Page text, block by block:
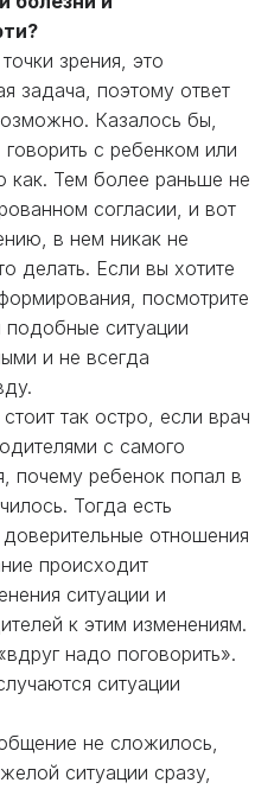
зрения, это
задача, поэтому ответ
Казалось бы,
с ребенком или
как. Тем более раньше не
согласии, и вот
в нем никак не
делать. Если вы хотите
посмотрите
ситуации
и не всегда
так остро, если врач
с самого
почему ребенок попал в
Тогда есть
отношения
происходит
ситуации и
к этим изменениям.
надо поговорить».
ситуации
не сложилось,
ситуации сразу,